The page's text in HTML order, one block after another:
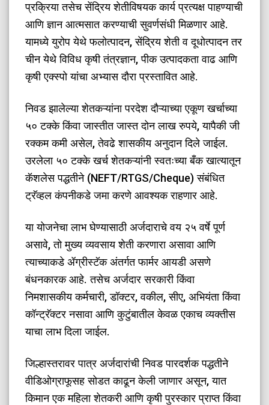
प्रक्रिया तसेच सेंद्रिय शेतीविषयक कार्य प्रत्यक्ष पाहण्याची
आणि ज्ञान आत्मसात करण्याची सुवर्णसंधी मिळणार आहे.
यामध्ये युरोप येथे फलोत्पादन, सेंद्रिय शेती व दूधोत्पादन तर
चीन येथे विविध कृषी तंत्रज्ञान, पीक उत्पादकता वाढ आणि
कृषी एक्स्पो यांचा अभ्यास दौरा प्रस्तावित आहे.
​निवड झालेल्या शेतकऱ्यांना परदेश दौऱ्याच्या एकूण खर्चाच्या
५० टक्के किंवा जास्तीत जास्त दोन लाख रुपये, यापैकी जी
रक्कम कमी असेल, तेवढे शासकीय अनुदान दिले जाईल.
उरलेला ५० टक्के खर्च शेतकऱ्यांनी स्वतःच्या बँक खात्यातून
कॅशलेस पद्धतीने (NEFT/RTGS/Cheque) संबंधित
ट्रॅव्हल कंपनीकडे जमा करणे आवश्यक राहणार आहे.
​या योजनेचा लाभ घेण्यासाठी अर्जदाराचे वय २५ वर्षे पूर्ण
असावे, तो मुख्य व्यवसाय शेती करणारा असावा आणि
त्याच्याकडे ॲग्रीस्टॅक अंतर्गत फार्मर आयडी असणे
बंधनकारक आहे. तसेच अर्जदार सरकारी किंवा
निमशासकीय कर्मचारी, डॉक्टर, वकील, सीए, अभियंता किंवा
कॉन्ट्रॅक्टर नसावा आणि कुटुंबातील केवळ एकाच व्यक्तीस
याचा लाभ दिला जाईल.
​जिल्हास्तरावर पात्र अर्जदारांची निवड पारदर्शक पद्धतीने
वीडिओग्राफूसह सोडत काढून केली जाणार असून, यात
किमान एक महिला शेतकरी आणि कृषी पुरस्कार प्राप्त किंवा